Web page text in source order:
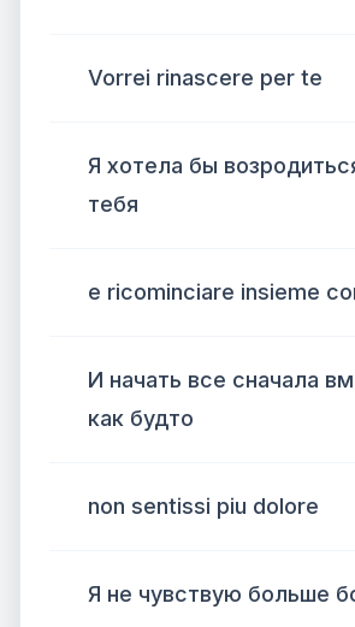
Vorrei rinascere per te
Я хотела бы
тебя
e ricominciare insieme
И начать все сначала
как будто
non sentissi piu dolore
Я не чувствую больше